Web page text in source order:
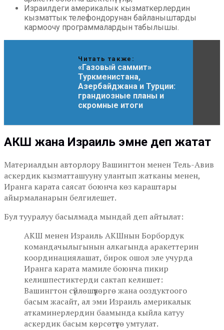
Израилдеги америкалык кызматкерлердин
кызматтык телефондорунан байланыштарды
кармоочу программалардын табылышы.
Читать также:
«Газовый саммит»
Туркменистана,
Азербайджана и Турции:
грандиозные планы и
скромные итоги
АКШ жана Израиль эмне деп жатат
Материалдын авторлору Вашингтон менен Тель-Авив
аскердик кызматташууну улантып жатканы менен,
Иранга карата саясат боюнча көз караштары
айырмаланарын белгилешет.
Бул тууралуу басылмада мындай деп айтылат:
АКШ менен Израиль АКШнын Борбордук
командачылыгынын алкагында аракеттерин
координациялашат, бирок ошол эле учурда
Иранга карата мамиле боюнча пикир
келишпестиктерди сактап келишет:
Вашингтон сүйлөшүүлөргө жана ооздуктоого
басым жасайт, ал эми Израиль америкалык
аткаминерлердин баамында кыйла катуу
аскердик басым көрсөтүүгө умтулат.